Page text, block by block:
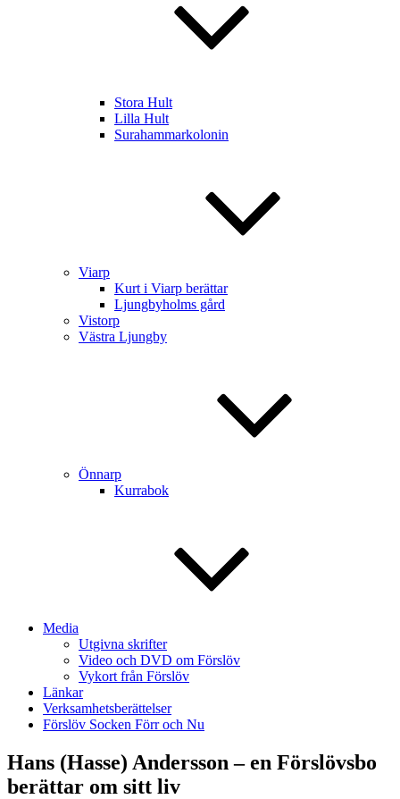
Stora Hult
Lilla Hult
Surahammarkolonin
Viarp
Kurt i Viarp berättar
Ljungbyholms gård
Vistorp
Västra Ljungby
Önnarp
Kurrabok
Media
Utgivna skrifter
Video och DVD om Förslöv
Vykort från Förslöv
Länkar
Verksamhetsberättelser
Förslöv Socken Förr och Nu
Hans (Hasse) Andersson – en Förslövsbo
berättar om sitt liv